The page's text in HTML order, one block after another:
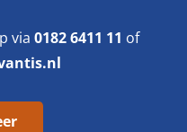
via 0182 6411 11 of